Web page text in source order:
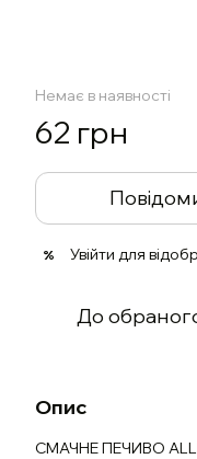
Немає в наявності
62 грн
% Увійти для
До
Опис
СМАЧНЕ ПЕЧИВО